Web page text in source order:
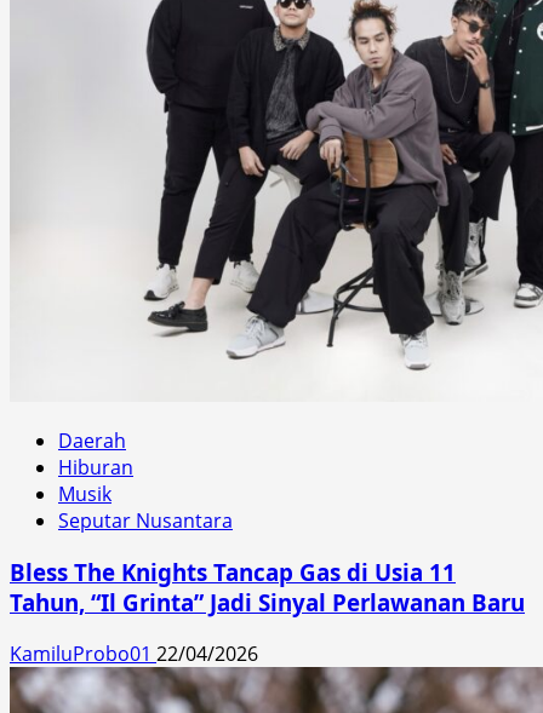
Daerah
Hiburan
Musik
Seputar Nusantara
Bless The Knights Tancap Gas di Usia 11
Tahun, “Il Grinta” Jadi Sinyal Perlawanan Baru
KamiluProbo01 22/04/2026